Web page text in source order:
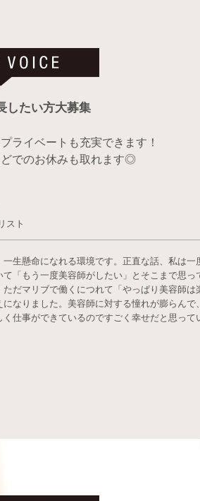
したい方大募集
ライベートも充実できます！
でのお休みも取れます◎
スト
一生懸命になれる環境です。正直な話、私は一
て「もう一度美容師がしたい」とそこまで思っ
ただマリブで働くにつれて「やっぱり美容師は
になりました。美容師に対する憧れが膨らんで
く仕事ができているのですごく幸せだと思って